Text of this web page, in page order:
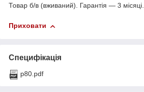
Товар б/в (вживаний). Гарантія — 3 місяці.
Приховати
Специфікація
p80.pdf